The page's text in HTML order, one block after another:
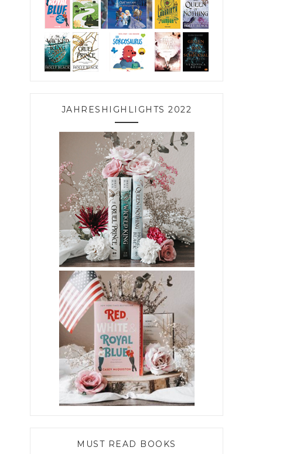
JAHRESHIGHLIGHTS 2022
MUST READ BOOKS